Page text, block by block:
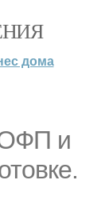
дома
ОФП и